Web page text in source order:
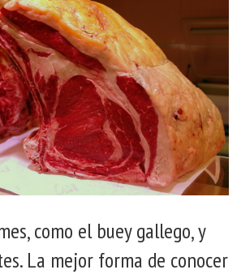
como el buey gallego, y
La mejor forma de conocer